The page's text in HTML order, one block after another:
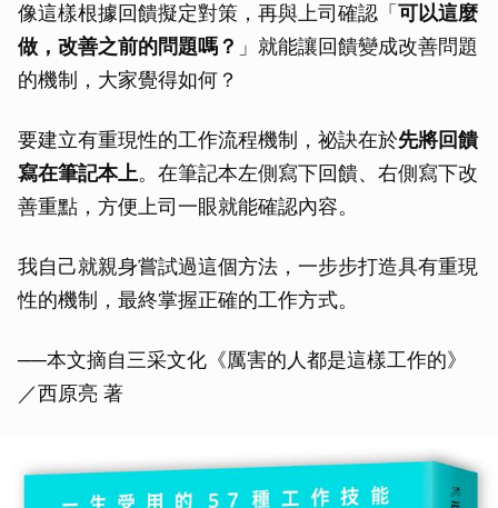
像這樣根據回饋擬定對策，再與上司確認「 可以這麼
做，改善之前的問題嗎？ 」就能讓回饋變成改善問題
的機制，大家覺得如何？
要建立有重現性的工作流程機制，祕訣在於先將回饋
寫在筆記本上。在筆記本左側寫下回饋、右側寫下改
善重點，方便上司一眼就能確認內容。
我自己就親身嘗試過這個方法，一步步打造具有重現
性的機制，最終掌握正確的工作方式。
──本文摘自三采文化《厲害的人都是這樣工作的》
／西原亮 著